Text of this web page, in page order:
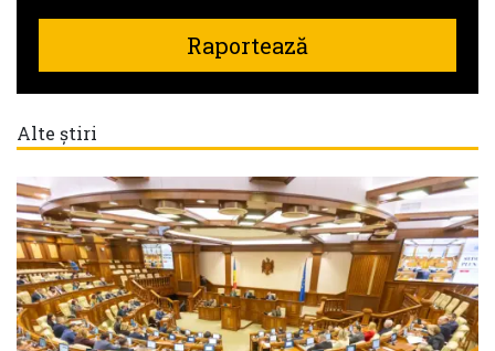
Raportează
Alte știri